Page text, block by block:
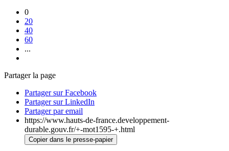
0
20
40
60
...
Partager la page
Partager sur Facebook
Partager sur LinkedIn
Partager par email
https://www.hauts-de-france.developpement-
durable.gouv.fr/+-mot1595-+.html
Copier dans le presse-papier